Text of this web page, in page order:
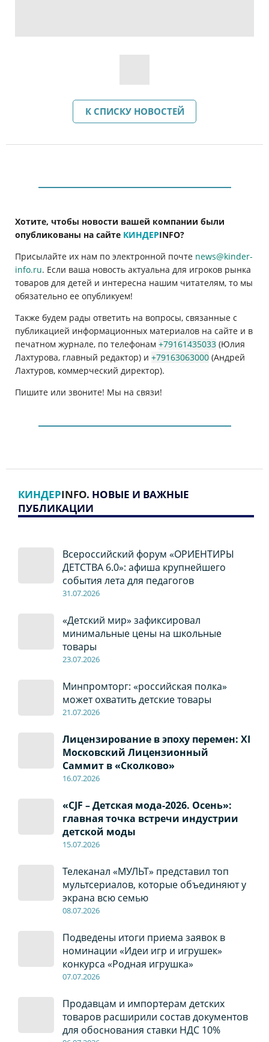
К СПИСКУ НОВОСТЕЙ
Хотите, чтобы новости вашей компании были
опубликованы на сайте КИНДЕРINFO?
Присылайте их нам по электронной почте news@kinder-
info.ru. Если ваша новость актуальна для игроков рынка
товаров для детей и интересна нашим читателям, то мы
обязательно ее опубликуем!
Также будем рады ответить на вопросы, связанные с
публикацией информационных материалов на сайте и в
печатном журнале, по телефонам +79161435033 (Юлия
Лахтурова, главный редактор) и +79163063000 (Андрей
Лахтуров, коммерческий директор).
Пишите или звоните! Мы на связи!
КИНДЕРINFO. НОВЫЕ И ВАЖНЫЕ
ПУБЛИКАЦИИ
Всероссийский форум «ОРИЕНТИРЫ
ДЕТСТВА 6.0»: афиша крупнейшего
события лета для педагогов
31.07.2026
«Детский мир» зафиксировал
минимальные цены на школьные
товары
23.07.2026
Минпромторг: «российская полка»
может охватить детские товары
21.07.2026
Лицензирование в эпоху перемен: XI
Московский Лицензионный
Саммит в «Сколково»
16.07.2026
«CJF – Детская мода-2026. Осень»:
главная точка встречи индустрии
детской моды
15.07.2026
Телеканал «МУЛЬТ» представил топ
мультсериалов, которые объединяют у
экрана всю семью
08.07.2026
Подведены итоги приема заявок в
номинации «Идеи игр и игрушек»
конкурса «Родная игрушка»
07.07.2026
Продавцам и импортерам детских
товаров расширили состав документов
для обоснования ставки НДС 10%